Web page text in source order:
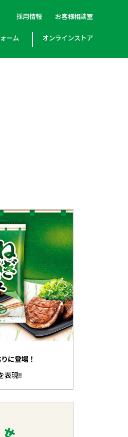
採用情報 お客様相談室
ーム オンラインストア
に登場！
表現‼